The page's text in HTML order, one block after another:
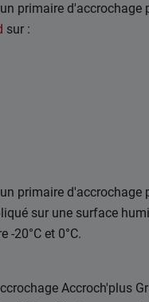
primaire
sur :
primaire
sur une surface
-20°C et 0°C.
Accroch'plus